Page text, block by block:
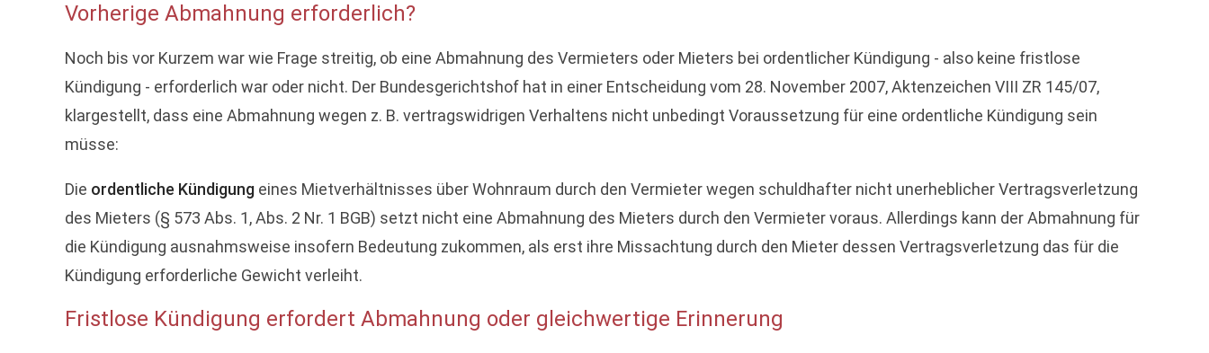
Vorherige Abmahnung erforderlich?
Noch bis vor Kurzem war wie Frage streitig, ob eine Abmahnung des Vermieters oder Mieters bei ordentlicher Kündigung - also keine fristlose
Kündigung - erforderlich war oder nicht. Der Bundesgerichtshof hat in einer Entscheidung vom 28. November 2007, Aktenzeichen VIII ZR 145/07,
klargestellt, dass eine Abmahnung wegen z. B. vertragswidrigen Verhaltens nicht unbedingt Voraussetzung für eine ordentliche Kündigung sein
müsse:
Die ordentliche Kündigung eines Mietverhältnisses über Wohnraum durch den Vermieter wegen schuldhafter nicht unerheblicher Vertragsverletzung
des Mieters (§ 573 Abs. 1, Abs. 2 Nr. 1 BGB) setzt nicht eine Abmahnung des Mieters durch den Vermieter voraus. Allerdings kann der Abmahnung für
die Kündigung ausnahmsweise insofern Bedeutung zukommen, als erst ihre Missachtung durch den Mieter dessen Vertragsverletzung das für die
Kündigung erforderliche Gewicht verleiht.
Fristlose Kündigung erfordert Abmahnung oder gleichwertige Erinnerung